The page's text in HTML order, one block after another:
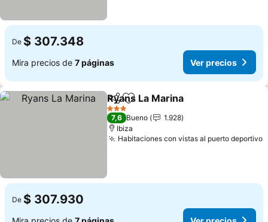
De $ 307.348
Mira precios de 7 páginas Ver precios
CompartirAgregar a favoritos
Ryans La Marina
3 Estrellas
7,6 Bueno
1.928
Ibiza
Habitaciones con vistas al puerto deportivo
De $ 307.930